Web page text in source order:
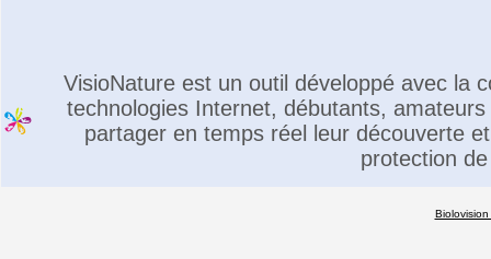
VisioNature est un outil développé avec la
technologies Internet, débutants,
partager en temps réel leur découverte
protection
Biolovision